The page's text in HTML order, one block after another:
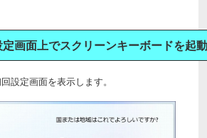
画面上でスクリーンキーボードを起
設定画面を表示します。